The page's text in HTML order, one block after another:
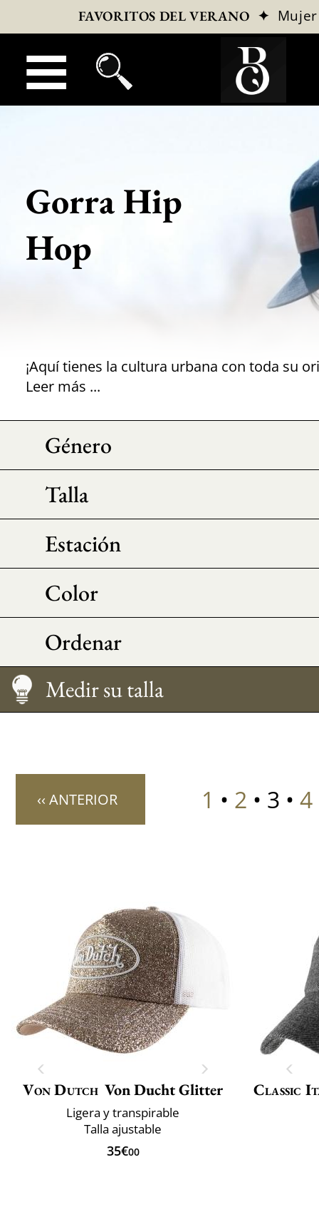
FAVORITOS DEL VERANO ✦ Mujer
Gorra Hip
Hop
Leer más ...
Género
Talla
Estación
Color
Ordenar
Medir su talla
Mantenimiento
Medir su talla
‹‹ ANTERIOR 1 • 2 • 3 • 4
Von Dutch Von Ducht Glitter
Ligera y transpirable
Talla ajustable
35€00
Classic